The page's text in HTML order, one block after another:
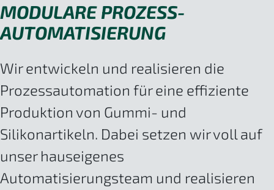
MODULARE PROZESS-
AUTOMATISIERUNG
Wir entwickeln und realisieren die
Prozessautomation für eine effiziente
Produktion von Gummi- und
Silikonartikeln. Dabei setzen wir voll auf
unser hauseigenes
Automatisierungsteam und realisieren